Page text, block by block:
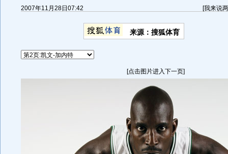
2007年11月28日07:42 [我来说
来源：搜狐体育
[点击图片进入下一页]